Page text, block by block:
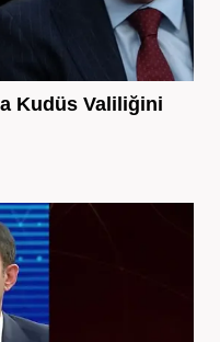
Kudüs Valiliğini